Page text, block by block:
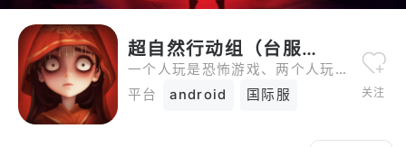
超自然行动组（台服）
一个人玩是恐怖游戏、两个人玩是冒险游戏、三个人玩是寻宝游戏，四个人玩……就变成搞笑游戏啦！
平台
android 国际服 关注